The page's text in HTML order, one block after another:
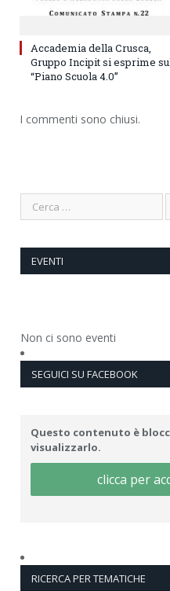
Accademia della Crusca,
Gruppo Incipit si esprime
“Piano Scuola 4.0”
I commenti sono chiusi.
EVENTI
Non ci sono eventi
SEGUICI SU FACEBOOK
Questo contenuto è
visualizzarlo.
clicca per
RICERCA PER TEMATICHE